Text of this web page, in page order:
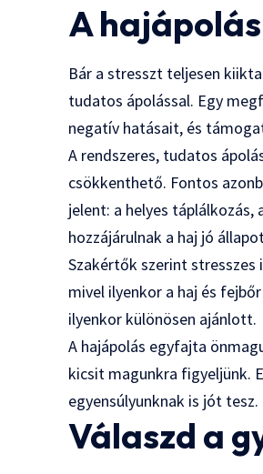
A
Bár a stresszt teljesen
tudatos ápolással. Egy
negatív hatásait, és
A rendszeres, tudatos
csökkenthető. Fontos
jelent: a helyes
hozzájárulnak a haj jó
Szakértők szerint
mivel ilyenkor a haj és
ilyenkor különösen ajánlott.
A hajápolás egyfajta
kicsit magunkra figyeljünk.
egyensúlyunknak is jót tesz.
Válaszd a